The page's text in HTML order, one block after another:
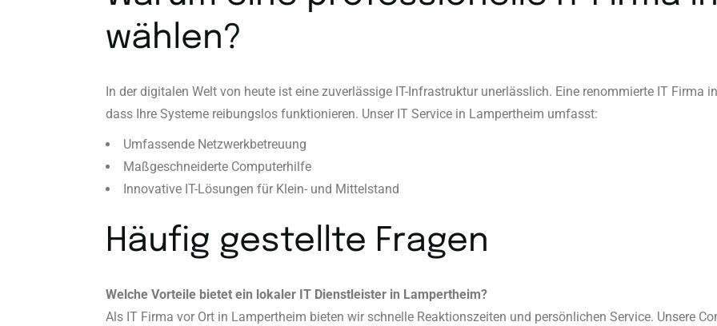
wählen?
In der digitalen Welt von heute ist eine zuverlässige IT-Infrastruktur unerlässlich. Eine renommierte IT Firma
dass Ihre Systeme reibungslos funktionieren. Unser IT Service in Lampertheim umfasst:
Umfassende Netzwerkbetreuung
Maßgeschneiderte Computerhilfe
Innovative IT-Lösungen für Klein- und Mittelstand
Häufig gestellte Fragen
Welche Vorteile bietet ein lokaler IT Dienstleister in Lampertheim?
Als IT Firma vor Ort in Lampertheim bieten wir schnelle Reaktionszeiten und persönlichen Service. Unsere